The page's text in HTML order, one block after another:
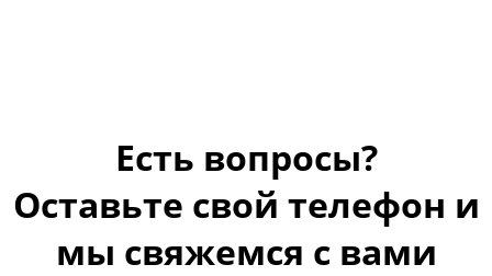
Есть вопросы?
Оставьте свой телефон и
мы свяжемся с вами